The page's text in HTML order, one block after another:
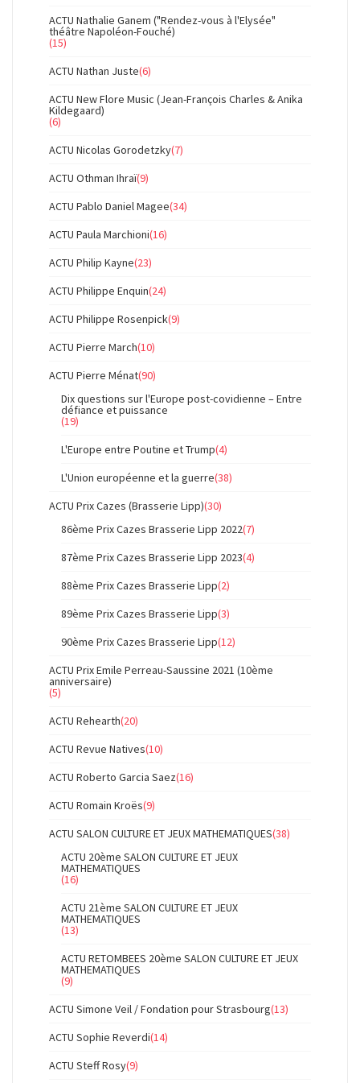
ACTU Nathalie Ganem ("Rendez-vous à l'Elysée"
théâtre Napoléon-Fouché)
(15)
ACTU Nathan Juste(6)
ACTU New Flore Music (Jean-François Charles & Anika
Kildegaard)
(6)
ACTU Nicolas Gorodetzky(7)
ACTU Othman Ihraï(9)
ACTU Pablo Daniel Magee(34)
ACTU Paula Marchioni(16)
ACTU Philip Kayne(23)
ACTU Philippe Enquin(24)
ACTU Philippe Rosenpick(9)
ACTU Pierre March(10)
ACTU Pierre Ménat(90)
Dix questions sur l'Europe post-covidienne – Entre
défiance et puissance
(19)
L'Europe entre Poutine et Trump(4)
L'Union européenne et la guerre(38)
ACTU Prix Cazes (Brasserie Lipp)(30)
86ème Prix Cazes Brasserie Lipp 2022(7)
87ème Prix Cazes Brasserie Lipp 2023(4)
88ème Prix Cazes Brasserie Lipp(2)
89ème Prix Cazes Brasserie Lipp(3)
90ème Prix Cazes Brasserie Lipp(12)
ACTU Prix Emile Perreau-Saussine 2021 (10ème
anniversaire)
(5)
ACTU Rehearth(20)
ACTU Revue Natives(10)
ACTU Roberto Garcia Saez(16)
ACTU Romain Kroës(9)
ACTU SALON CULTURE ET JEUX MATHEMATIQUES(38)
ACTU 20ème SALON CULTURE ET JEUX
MATHEMATIQUES
(16)
ACTU 21ème SALON CULTURE ET JEUX
MATHEMATIQUES
(13)
ACTU RETOMBEES 20ème SALON CULTURE ET JEUX
MATHEMATIQUES
(9)
ACTU Simone Veil / Fondation pour Strasbourg(13)
ACTU Sophie Reverdi(14)
ACTU Steff Rosy(9)